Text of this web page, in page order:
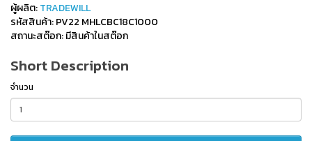
ผู้ผลิต:TRADEWILL
รหัสสินค้า: PV22 MHLCBC18C1000
สถานะสต๊อก: มีสินค้าในสต๊อก
Short Description
จำนวน